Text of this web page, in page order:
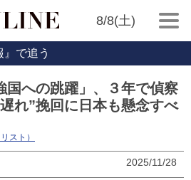
8/8(土)
で追う
国への跳躍」、３年で偵察
れ”挽回に日本も懸念すべ
スト）
2025/11/28